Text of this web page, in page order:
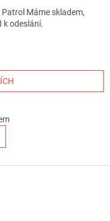
Patrol Máme skladem,
k odeslání.